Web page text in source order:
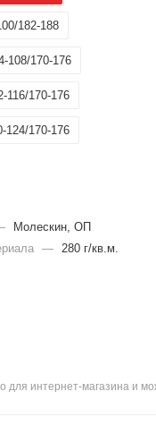
182-188
108/170-176
116/170-176
124/170-176
Молескин, ОП
—
280 г/кв.м.
для интернет-магазина и